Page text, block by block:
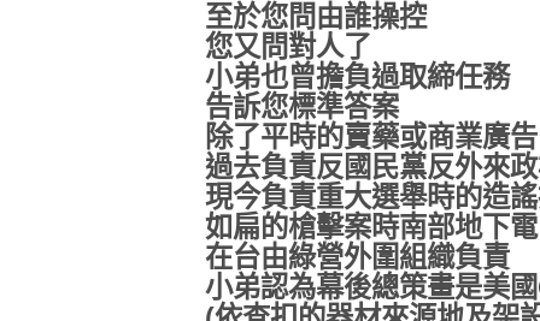
至於您問由誰操控
您又問對人了
小弟也曾擔負過取締任務
告訴您標準答案
除了平時的賣藥或商業廣告
過去負責反國民黨反外來
現今負責重大選舉時的造
如扁的槍擊案時南部地下
在台由綠營外圍組織負責
小弟認為幕後總策畫是美